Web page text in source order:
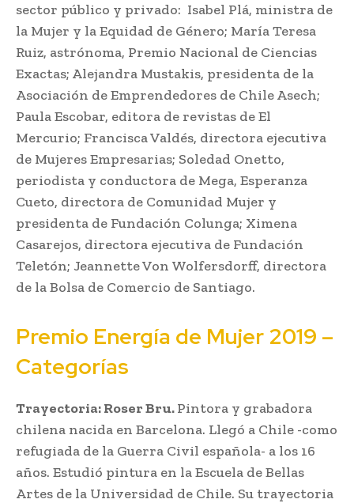
sector público y privado: Isabel Plá, ministra de
la Mujer y la Equidad de Género; María Teresa
Ruiz, astrónoma, Premio Nacional de Ciencias
Exactas; Alejandra Mustakis, presidenta de la
Asociación de Emprendedores de Chile Asech;
Paula Escobar, editora de revistas de El
Mercurio; Francisca Valdés, directora ejecutiva
de Mujeres Empresarias; Soledad Onetto,
periodista y conductora de Mega, Esperanza
Cueto, directora de Comunidad Mujer y
presidenta de Fundación Colunga; Ximena
Casarejos, directora ejecutiva de Fundación
Teletón; Jeannette Von Wolfersdorff, directora
de la Bolsa de Comercio de Santiago.
Premio Energía de Mujer 2019 –
Categorías
Trayectoria: Roser Bru.Pintora y grabadora
chilena nacida en Barcelona. Llegó a Chile -como
refugiada de la Guerra Civil española- a los 16
años. Estudió pintura en la Escuela de Bellas
Artes de la Universidad de Chile. Su trayectoria